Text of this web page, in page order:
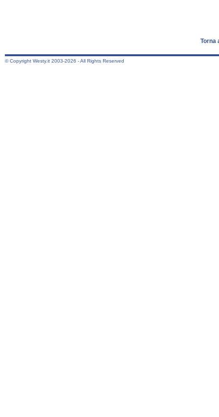
Torna
© Copyright Westy.it 2003-2026 - All Rights Reserved